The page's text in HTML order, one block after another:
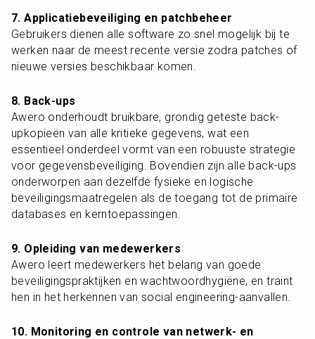
7. Applicatiebeveiliging en patchbeheer
Gebruikers dienen alle software zo snel mogelijk bij te
werken naar de meest recente versie zodra patches of
nieuwe versies beschikbaar komen.
8. Back-ups
Awero onderhoudt bruikbare, grondig geteste back-
upkopieën van alle kritieke gegevens, wat een
essentieel onderdeel vormt van een robuuste strategie
voor gegevensbeveiliging. Bovendien zijn alle back-ups
onderworpen aan dezelfde fysieke en logische
beveiligingsmaatregelen als de toegang tot de primaire
databases en kerntoepassingen.
9. Opleiding van medewerkers
Awero leert medewerkers het belang van goede
beveiligingspraktijken en wachtwoordhygiëne, en traint
hen in het herkennen van social engineering-aanvallen.
10. Monitoring en controle van netwerk- en